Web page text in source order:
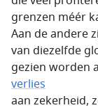
grenzen méér
Aan de andere
van diezelfde
gezien worden
verlies
aan zekerheid,